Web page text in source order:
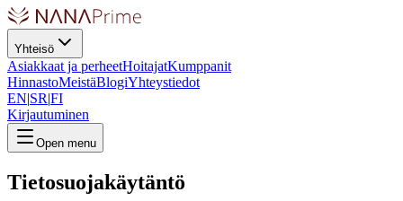
Yhteisö
Asiakkaat ja perheetHoitajatKumppanit
HinnastoMeistäBlogiYhteystiedot
EN|SR|FI
Kirjautuminen
Open menu
Tietosuojakäytäntö